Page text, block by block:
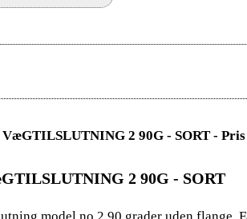
2 90G - SORT
model no.2 90 grader uden flange.